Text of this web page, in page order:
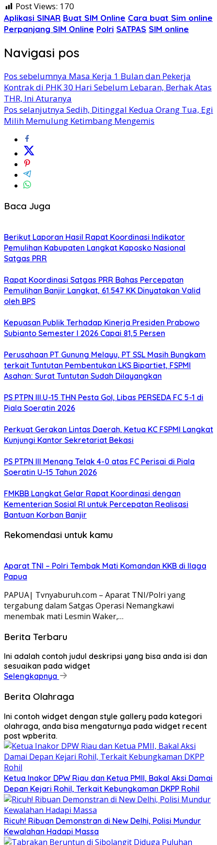
Post Views: 170
Aplikasi SINAR Buat SIM Online Cara buat Sim online
Perpanjang SIM Online Polri SATPAS SIM online
Navigasi pos
Pos sebelumnya Masa Kerja 1 Bulan dan Pekerja
Kontrak di PHK 30 Hari Sebelum Lebaran, Berhak Atas
THR, Ini Aturanya
Pos selanjutnya Sedih, Ditinggal Kedua Orang Tua, Egi
Milih Memulung Ketimbang Mengemis
Baca Juga
Berikut Laporan Hasil Rapat Koordinasi Indikator
Pemulihan Kabupaten Langkat Kaposko Nasional
Satgas PRR
Rapat Koordinasi Satgas PRR Bahas Percepatan
Pemulihan Banjir Langkat, 61.547 KK Dinyatakan Valid
oleh BPS
Kepuasan Publik Terhadap Kinerja Presiden Prabowo
Subianto Semester I 2026 Capai 81,5 Persen
Perusahaan PT Gunung Melayu, PT SSL Masih Bungkam
terkait Tuntutan Pembentukan LKS Bipartiet, FSPMI
Asahan: Surat Tuntutan Sudah Dilayangkan
PS PTPN III.U-15 THN Pesta Gol, Libas PERSEDA FC 5-1 di
Piala Soeratin 2026
Perkuat Gerakan Lintas Daerah, Ketua KC FSPMI Langkat
Kunjungi Kantor Sekretariat Bekasi
PS PTPN III Menang Telak 4-0 atas FC Perisai di Piala
Soeratin U-15 Tahun 2026
FMKBB Langkat Gelar Rapat Koordinasi dengan
Kementerian Sosial RI untuk Percepatan Realisasi
Bantuan Korban Banjir
Rekomendasi untuk kamu
Aparat TNI – Polri Tembak Mati Komandan KKB di Ilaga
Papua
PAPUA| Tvnyaburuh.com – Aparat TNI/Polri yang
tergabung dalam Satgas Operasi Nemangkawi
menembak mati Lesmin Waker,…
Berita Terbaru
Ini adalah contoh judul deskripsi yang bisa anda isi dan
sesuaikan pada widget
Selengkapnya
Berita Olahraga
Ini contoh widget dengan style gallery pada kategori
olahraga, anda bisa mengaturnya pada widget recent
post wpberita.
Ketua Inakor DPW Riau dan Ketua PMII, Bakal Aksi Damai
Depan Kejari Rohil, Terkait Kebungkaman DKPP Rohil
Ricuh! Ribuan Demonstran di New Delhi, Polisi Mundur
Kewalahan Hadapi Massa